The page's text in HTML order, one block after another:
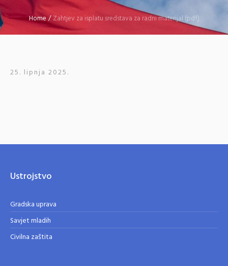
Home/Zahtjev za isplatu sredstava za radni materijal (pdf)
25. lipnja 2025.
Ustrojstvo
Gradska uprava
Savjet mladih
Civilna zaštita